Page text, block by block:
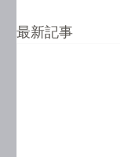
最新記事